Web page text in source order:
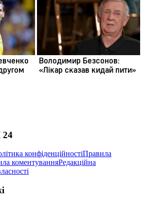
конфіденційностіПравила
коментуванняРедакційна